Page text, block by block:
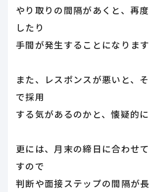
やり取りの間隔があくと、再
したり
手間が発生することになります
また、レスポンスが悪いと、
で採用
する気があるのかと、懐疑的に
更には、月末の締日に合わせ
すので
判断や面接ステップの間隔が長